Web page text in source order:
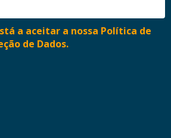
a aceitar a nossa Política de
de Dados.